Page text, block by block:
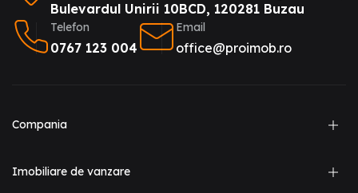
Bulevardul Unirii 10BCD, 120281 Buzau
Telefon
0767 123 004
Email
office@proimob.ro
Compania
Imobiliare de vanzare